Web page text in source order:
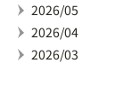
2026/05
2026/04
2026/03